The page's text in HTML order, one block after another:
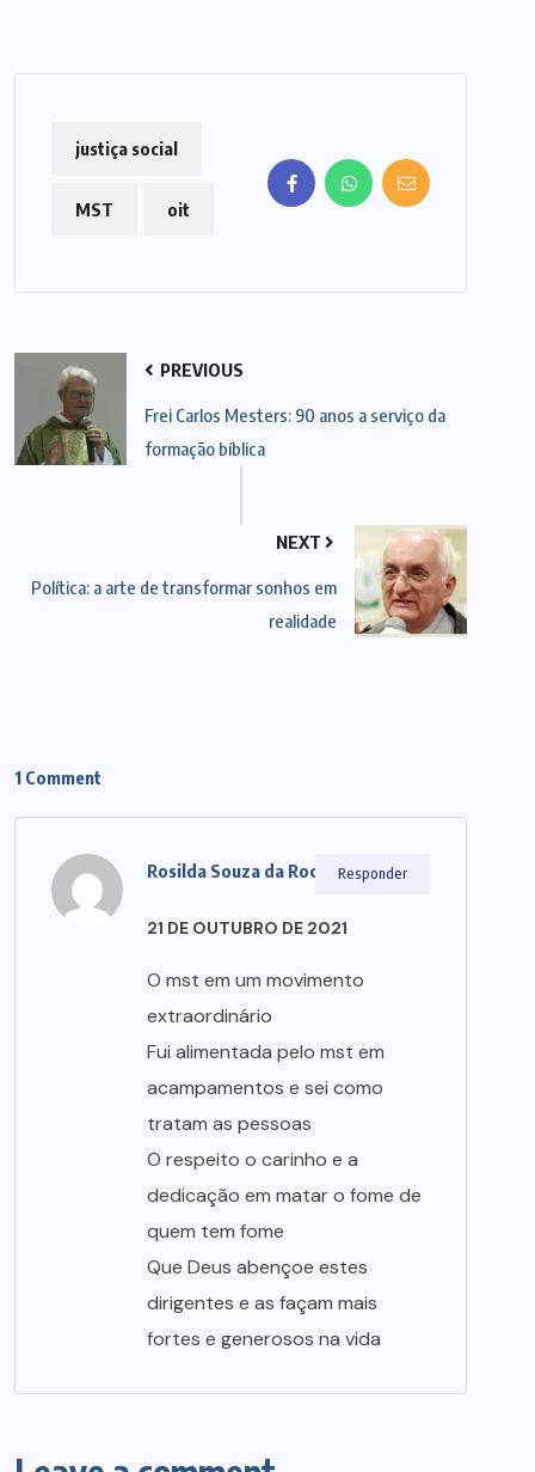
justiça social
MST oit
PREVIOUS
Frei Carlos Mesters: 90 anos a serviço da
formação bíblica
NEXT
Política: a arte de transformar sonhos em
realidade
1 Comment
Rosilda Souza da Rocha Cunha
21 DE OUTUBRO DE 2021
O mst em um movimento
extraordinário
Fui alimentada pelo mst em
acampamentos e sei como
tratam as pessoas
O respeito o carinho e a
dedicação em matar o fome de
quem tem fome
Que Deus abençoe estes
dirigentes e as façam mais
fortes e generosos na vida
Responder